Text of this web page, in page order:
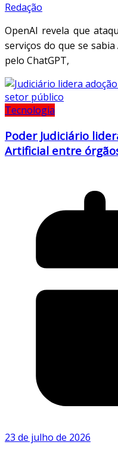
Redação
OpenAI revela que
serviços do que se
pelo ChatGPT,
Tecnologia
Poder Judiciário
Artificial entre
23 de julho de 2026